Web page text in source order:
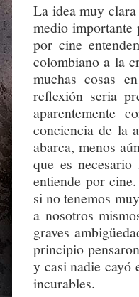
La idea muy
medio importante
por cine
colombiano a la
muchas cosas
reflexión seria
aparentemente
conciencia de la
abarca, menos
que es
entiende por
si no tenemos
a nosotros
graves
principio
y casi nadie cayó
incurables.